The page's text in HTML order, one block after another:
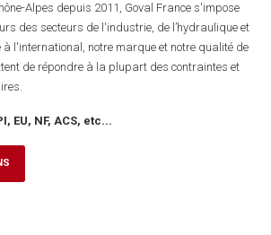
Alpes depuis 2011, Goval France s'impose
des secteurs de l'industrie, de l’hydraulique et
à l'international, notre marque et notre qualité de
de répondre à la plupart des contraintes et
EU, NF, ACS, etc...